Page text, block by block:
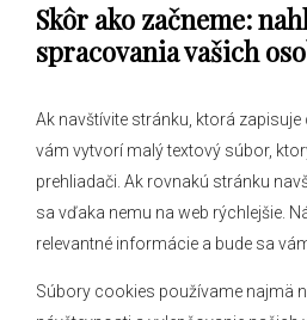
Skôr ako začneme:
spracovania vašich
Ak navštívite stránku, ktorá
vám vytvorí malý textový súbor,
prehliadači. Ak rovnakú stránku
sa vďaka nemu na web rýchlejšie.
relevantné informácie a bude sa
Súbory cookies používame najmä
Obecný úrad
O obci
Hlásenia obecného rozhlasu